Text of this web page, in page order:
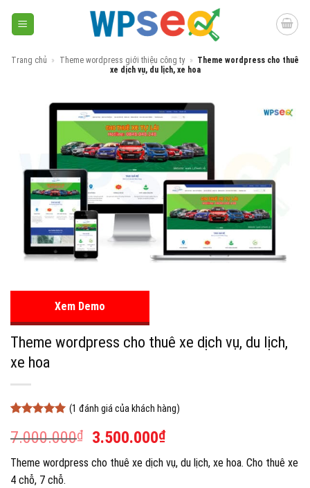
Trang chủ » Theme wordpress giới thiệu công ty » Theme wordpress cho thuê
xe dịch vụ, du lịch, xe hoa
Xem Demo
Theme wordpress cho thuê xe dịch vụ, du lịch,
xe hoa
dựa trên
đánh giá
(1 đánh giá của khách hàng)
7.000.000₫
Giá
gốc
là:
3.500.000₫Giá
hiện
tại
Theme wordpress cho thuê xe dịch vụ, du lịch, xe hoa. Cho thuê xe
4 chỗ, 7 chỗ.